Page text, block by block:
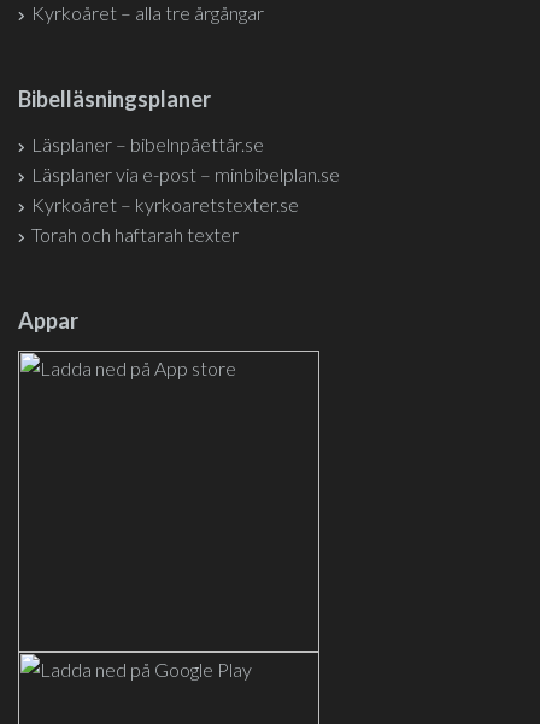
Kyrkoåret – alla tre årgångar
Bibelläsningsplaner
Läsplaner – bibelnpåettår.se
Läsplaner via e-post – minbibelplan.se
Kyrkoåret – kyrkoaretstexter.se
Torah och haftarah texter
Appar